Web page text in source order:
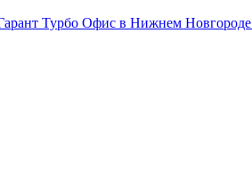
Турбо Офис в Нижнем Новгороде